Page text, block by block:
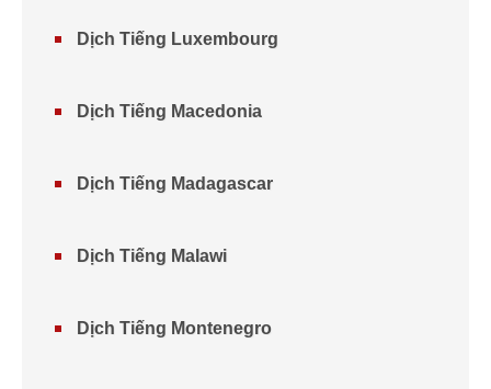
Dịch Tiếng Luxembourg
Dịch Tiếng Macedonia
Dịch Tiếng Madagascar
Dịch Tiếng Malawi
Dịch Tiếng Montenegro